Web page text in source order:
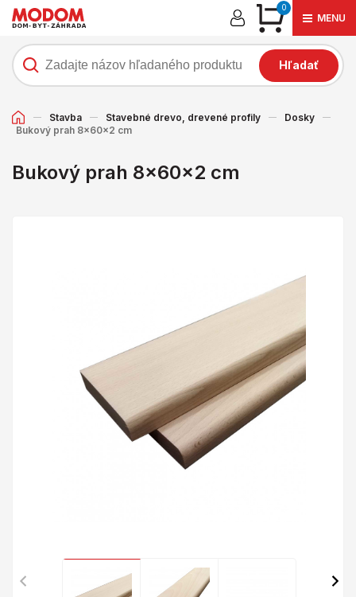
0
MENU
Hľadať
Stavba Stavebné drevo, drevené profily
Dosky
Bukový prah 8x60x2 cm
Bukový prah 8x60x2 cm